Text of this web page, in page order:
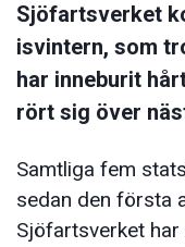
Sjöfartsverket
isvintern, som
har inneburit
rört sig över
Samtliga fem
sedan den första
Sjöfartsverket